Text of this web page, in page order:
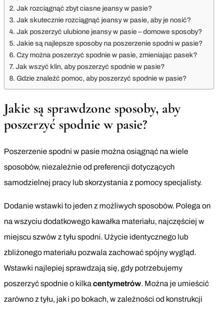
Jak rozciągnąć zbyt ciasne jeansy w pasie?
Jak skutecznie rozciągnąć jeansy w pasie, aby je nosić?
Jak poszerzyć ulubione jeansy w pasie – domowe sposoby?
Jakie są najlepsze sposoby na poszerzenie spodni w pasie?
Czy można poszerzyć spodnie w pasie, zmieniając pasek?
Jak wszyć klin, aby poszerzyć spodnie w pasie?
Gdzie znaleźć pomoc, aby poszerzyć spodnie w pasie?
Jakie są sprawdzone sposoby, aby
poszerzyć spodnie w pasie?
Poszerzenie spodni w pasie można osiągnąć na wiele
sposobów, niezależnie od preferencji dotyczących
samodzielnej pracy lub skorzystania z pomocy specjalisty.
Dodanie wstawki to jeden z możliwych sposobów. Polega on
na wszyciu dodatkowego kawałka materiału, najczęściej w
miejscu szwów z tyłu spodni. Użycie identycznego lub
zbliżonego materiału pozwala zachować spójny wygląd.
Wstawki najlepiej sprawdzają się, gdy potrzebujemy
poszerzyć spodnie o kilka centymetrów. Można je umieścić
zarówno z tyłu, jak i po bokach, w zależności od konstrukcji